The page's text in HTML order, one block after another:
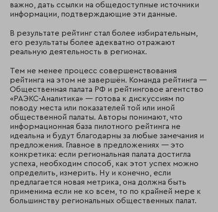
важно, дать ссылки на общедоступные источники
информации, подтверждающие эти данные.
В результате рейтинг стал более избирательным,
его результаты более адекватно отражают
реальную деятельность в регионах.
Тем не менее процесс совершенствования
рейтинга на этом не завершён. Команда рейтинга —
Общественная палата РФ и рейтинговое агентство
«РАЭКС-Аналитика» — готова к дискуссиям по
поводу места или показателей той или иной
общественной палаты. Авторы понимают, что
информационная база пилотного рейтинга не
идеальна и будут благодарны за любые замечания и
предложения. Главное в предложениях — это
конкретика: если региональная палата достигла
успеха, необходим способ, как этот успех можно
определить, измерить. Ну и конечно, если
предлагается новая метрика, она должна быть
применима если не ко всем, то по крайней мере к
большинству региональных общественных палат.